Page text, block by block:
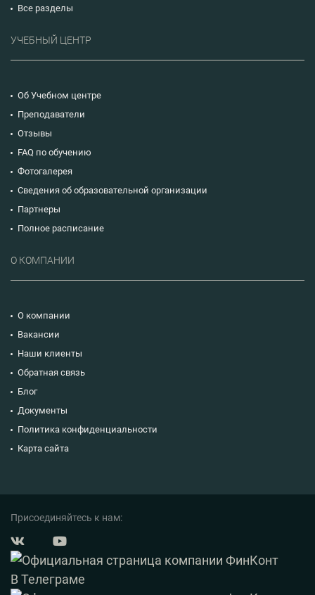
Все разделы
УЧЕБНЫЙ ЦЕНТР
Об Учебном центре
Преподаватели
Отзывы
FAQ по обучению
Фотогалерея
Сведения об образовательной организации
Партнеры
Полное расписание
О КОМПАНИИ
О компании
Вакансии
Наши клиенты
Обратная связь
Блог
Документы
Политика конфиденциальности
Карта сайта
Присоединяйтесь к нам: